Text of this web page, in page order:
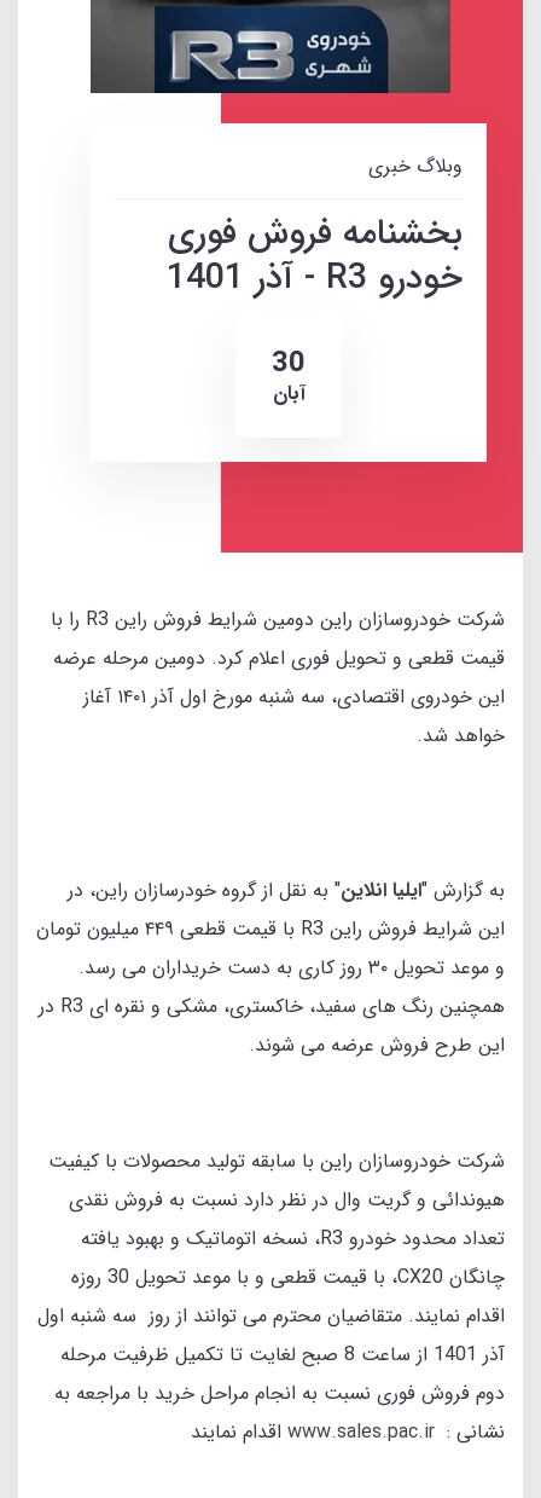
وبلاگ خبری
بخشنامه فروش فوری
خودرو R3 - آذر 1401
30
آبان
شرکت خودروسازان راین دومین شرایط فروش راین R3 را با
قیمت قطعی و تحویل فوری اعلام کرد. دومین مرحله عرضه
این خودروی اقتصادی، سه شنبه مورخ اول آذر ۱۴۰۱ آغاز
خواهد شد.
به گزارش "ایلیا انلاین" به نقل از گروه خودرسازان راین، در
این شرایط فروش راین R3 با قیمت قطعی ۴۴۹ میلیون تومان
و موعد تحویل ۳۰ روز کاری به دست خریداران می رسد.
همچنین رنگ های سفید، خاکستری، مشکی و نقره ای R3 در
این طرح فروش عرضه می شوند.
شرکت خودروسازان راین با سابقه تولید محصولات با کیفیت
هیوندائی و گریت وال در نظر دارد نسبت به فروش نقدی
تعداد محدود خودرو R3، نسخه اتوماتیک و بهبود یافته
چانگان CX20، با قیمت قطعی و با موعد تحویل 30 روزه
اقدام نمایند. متقاضیان محترم می توانند از روز سه شنبه اول
آذر 1401 از ساعت 8 صبح لغایت تا تکمیل ظرفیت مرحله
دوم فروش فوری نسبت به انجام مراحل خرید با مراجعه به
نشانی : www.sales.pac.ir اقدام نمایند